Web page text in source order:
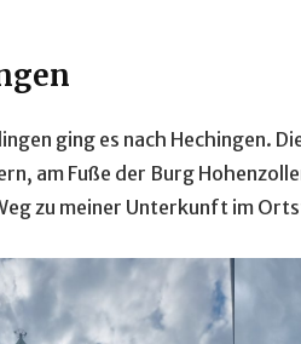
ging es nach Hechingen.
am Fuße der Burg
zu meiner Unterkunft im